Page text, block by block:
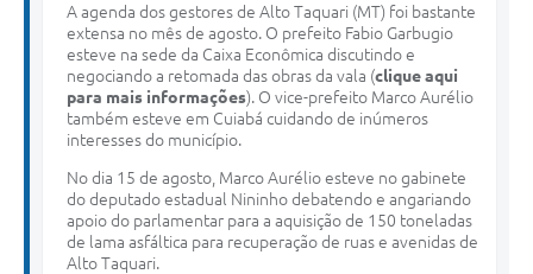
A agenda dos gestores de Alto Taquari (MT) foi bastante
extensa no mês de agosto. O prefeito Fabio Garbugio
esteve na sede da Caixa Econômica discutindo e
negociando a retomada das obras da vala (clique aqui
para mais informações). O vice-prefeito Marco Aurélio
também esteve em Cuiabá cuidando de inúmeros
interesses do município.
No dia 15 de agosto, Marco Aurélio esteve no gabinete
do deputado estadual Nininho debatendo e angariando
apoio do parlamentar para a aquisição de 150 toneladas
de lama asfáltica para recuperação de ruas e avenidas de
Alto Taquari.